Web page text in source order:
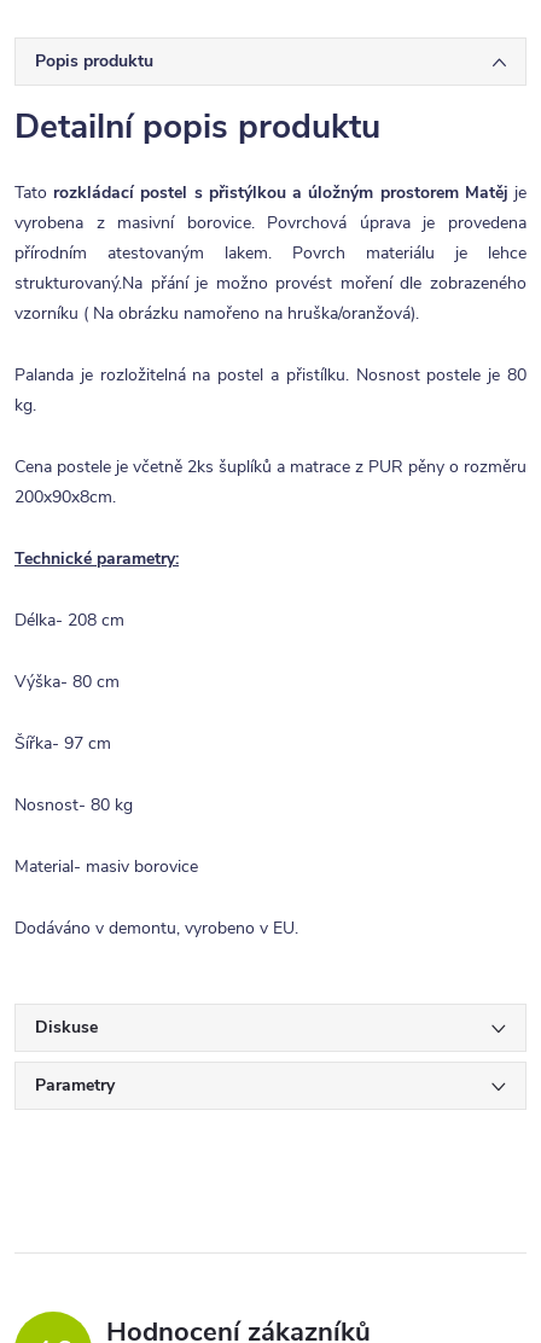
Popis produktu
Detailní popis produktu
Tato rozkládací postel s přistýlkou a úložným prostorem Matěj je
vyrobena z masivní borovice. Povrchová úprava je provedena
přírodním atestovaným lakem. Povrch materiálu je lehce
strukturovaný.Na přání je možno provést moření dle zobrazeného
vzorníku ( Na obrázku namořeno na hruška/oranžová).
Palanda je rozložitelná na postel a přistílku. Nosnost postele je 80
kg.
Cena postele je včetně 2ks šuplíků a matrace z PUR pěny o rozměru
200x90x8cm.
Technické parametry:
Délka- 208 cm
Výška- 80 cm
Šířka- 97 cm
Nosnost- 80 kg
Material- masiv borovice
Dodáváno v demontu, vyrobeno v EU.
Diskuse
Parametry
Hodnocení zákazníků